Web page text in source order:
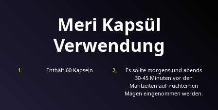
Meri Kapsül
Verwendung
Enthält 60 Kapseln
Es sollte morgens und abends
30-45 Minuten vor den
Mahlzeiten auf nüchternen
Magen eingenommen werden.